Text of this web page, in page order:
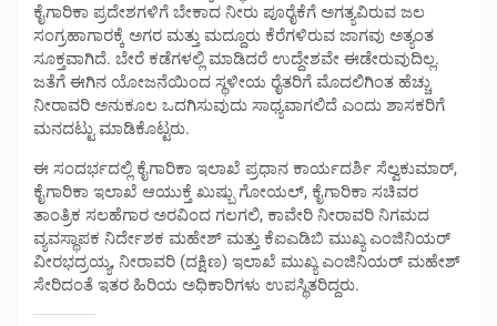
ಕೈಗಾರಿಕಾ ಪ್ರದೇಶಗಳಿಗೆ ಬೇಕಾದ ನೀರು ಪೂರೈಕೆಗೆ ಅಗತ್ಯವಿರುವ ಜಲ
ಸಂಗ್ರಹಾಗಾರಕ್ಕೆ ಅಗರ ಮತ್ತು ಮದ್ದೂರು ಕೆರೆಗಳಿರುವ ಜಾಗವು ಅತ್ಯಂತ
ಸೂಕ್ತವಾಗಿದೆ. ಬೇರೆ ಕಡೆಗಳಲ್ಲಿ ಮಾಡಿದರೆ ಉದ್ದೇಶವೇ ಈಡೇರುವುದಿಲ್ಲ.
ಜತೆಗೆ ಈಗಿನ ಯೋಜನೆಯಿಂದ ಸ್ಥಳೀಯ ರೈತರಿಗೆ ಮೊದಲಿಗಿಂತ ಹೆಚ್ಚು
ನೀರಾವರಿ ಅನುಕೂಲ ಒದಗಿಸುವುದು ಸಾಧ್ಯವಾಗಲಿದೆ ಎಂದು ಶಾಸಕರಿಗೆ
ಮನದಟ್ಟು ಮಾಡಿಕೊಟ್ಟರು.
ಈ ಸಂದರ್ಭದಲ್ಲಿ ಕೈಗಾರಿಕಾ ಇಲಾಖೆ ಪ್ರಧಾನ ಕಾರ್ಯದರ್ಶಿ ಸೆಲ್ವಕುಮಾರ್,
ಕೈಗಾರಿಕಾ ಇಲಾಖೆ ಆಯುಕ್ತೆ ಖುಷ್ಬು ಗೋಯಲ್, ಕೈಗಾರಿಕಾ ಸಚಿವರ
ತಾಂತ್ರಿಕ ಸಲಹೆಗಾರ ಅರವಿಂದ ಗಲಗಲಿ, ಕಾವೇರಿ ನೀರಾವರಿ ನಿಗಮದ
ವ್ಯವಸ್ಥಾಪಕ ನಿರ್ದೇಶಕ ಮಹೇಶ್ ಮತ್ತು ಕೆಐಎಡಿಬಿ ಮುಖ್ಯ ಎಂಜಿನಿಯರ್
ವೀರಭದ್ರಯ್ಯ, ನೀರಾವರಿ (ದಕ್ಷಿಣ) ಇಲಾಖೆ ಮುಖ್ಯ ಎಂಜಿನಿಯರ್ ಮಹೇಶ್
ಸೇರಿದಂತೆ ಇತರ ಹಿರಿಯ ಅಧಿಕಾರಿಗಳು ಉಪಸ್ಥಿತರಿದ್ದರು.